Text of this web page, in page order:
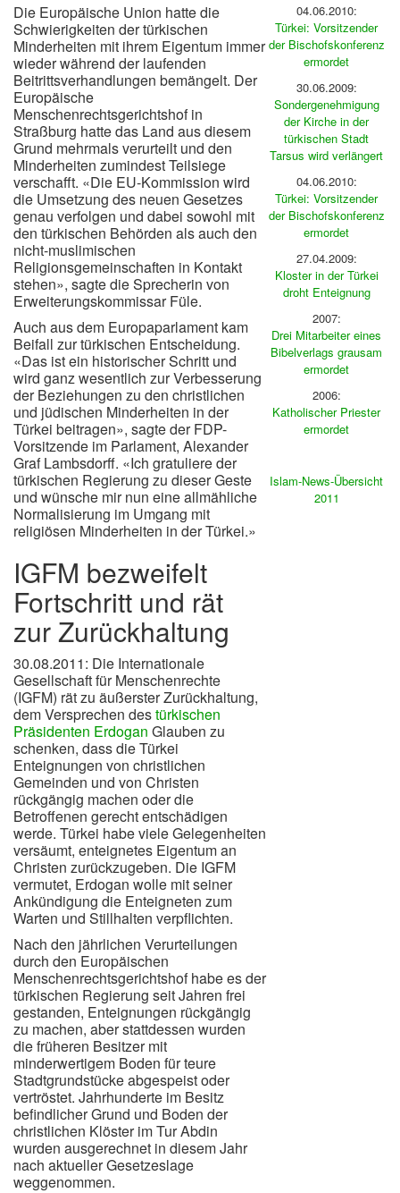
Die Europäische Union hatte die
Schwierigkeiten der türkischen
Minderheiten mit ihrem Eigentum immer
wieder während der laufenden
Beitrittsverhandlungen bemängelt. Der
Europäische
Menschenrechtsgerichtshof in
Straßburg hatte das Land aus diesem
Grund mehrmals verurteilt und den
Minderheiten zumindest Teilsiege
verschafft. «Die EU-Kommission wird
die Umsetzung des neuen Gesetzes
genau verfolgen und dabei sowohl mit
den türkischen Behörden als auch den
nicht-muslimischen
Religionsgemeinschaften in Kontakt
stehen», sagte die Sprecherin von
Erweiterungskommissar Füle.
Auch aus dem Europaparlament kam
Beifall zur türkischen Entscheidung.
«Das ist ein historischer Schritt und
wird ganz wesentlich zur Verbesserung
der Beziehungen zu den christlichen
und jüdischen Minderheiten in der
Türkei beitragen», sagte der FDP-
Vorsitzende im Parlament, Alexander
Graf Lambsdorff. «Ich gratuliere der
türkischen Regierung zu dieser Geste
und wünsche mir nun eine allmähliche
Normalisierung im Umgang mit
religiösen Minderheiten in der Türkei.»
IGFM bezweifelt
Fortschritt und rät
zur Zurückhaltung
30.08.2011: Die Internationale
Gesellschaft für Menschenrechte
(IGFM) rät zu äußerster Zurückhaltung,
dem Versprechen destürkischen
Präsidenten Erdogan Glauben zu
schenken, dass die Türkei
Enteignungen von christlichen
Gemeinden und von Christen
rückgängig machen oder die
Betroffenen gerecht entschädigen
werde. Türkei habe viele Gelegenheiten
versäumt, enteignetes Eigentum an
Christen zurückzugeben. Die IGFM
vermutet, Erdogan wolle mit seiner
Ankündigung die Enteigneten zum
Warten und Stillhalten verpflichten.
Nach den jährlichen Verurteilungen
durch den Europäischen
Menschenrechtsgerichtshof habe es der
türkischen Regierung seit Jahren frei
gestanden, Enteignungen rückgängig
zu machen, aber stattdessen wurden
die früheren Besitzer mit
minderwertigem Boden für teure
Stadtgrundstücke abgespeist oder
vertröstet. Jahrhunderte im Besitz
befindlicher Grund und Boden der
christlichen Klöster im Tur Abdin
wurden ausgerechnet in diesem Jahr
nach aktueller Gesetzeslage
weggenommen.
04.06.2010:
Türkei: Vorsitzender
der Bischofskonferenz
ermordet
30.06.2009:
Sondergenehmigung
der Kirche in der
türkischen Stadt
Tarsus wird verlängert
04.06.2010:
Türkei: Vorsitzender
der Bischofskonferenz
ermordet
27.04.2009:
Kloster in der Türkei
droht Enteignung
2007:
Drei Mitarbeiter eines
Bibelverlags grausam
ermordet
2006:
Katholischer Priester
ermordet
Islam-News-Übersicht
2011